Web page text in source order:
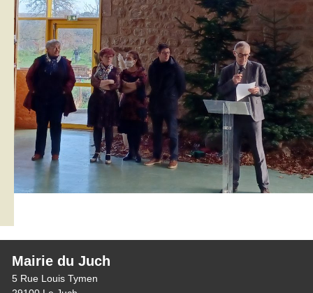
Mairie du Juch
5 Rue Louis Tymen